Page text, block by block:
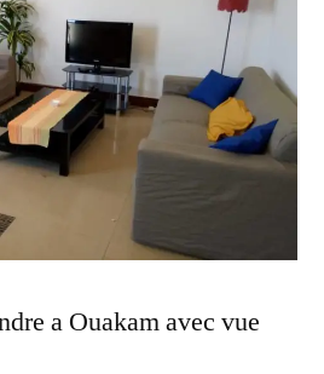
a Ouakam avec vue